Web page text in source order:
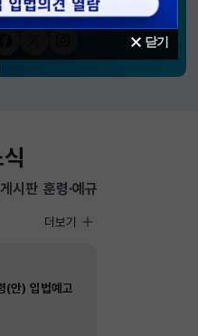
닫기
SNS 채널
(안) 입법예고
입법·행정예고
더보기
시판 훈령·예규